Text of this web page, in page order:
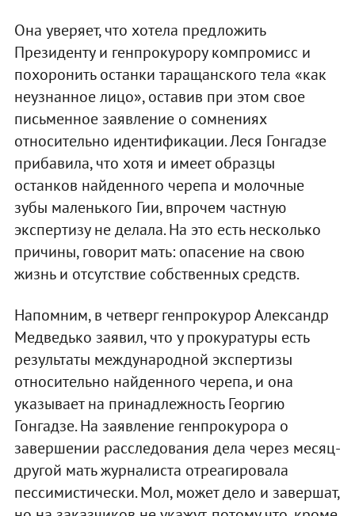
Она уверяет, что хотела предложить
Президенту и генпрокурору компромисс и
похоронить останки таращанского тела «как
неузнанное лицо», оставив при этом свое
письменное заявление о сомнениях
относительно идентификации. Леся Гонгадзе
прибавила, что хотя и имеет образцы
останков найденного черепа и молочные
зубы маленького Гии, впрочем частную
экспертизу не делала. На это есть несколько
причины, говорит мать: опасение на свою
жизнь и отсутствие собственных средств.
Напомним, в четверг генпрокурор Александр
Медведько заявил, что у прокуратуры есть
результаты международной экспертизы
относительно найденного черепа, и она
указывает на принадлежность Георгию
Гонгадзе. На заявление генпрокурора о
завершении расследования дела через месяц-
другой мать журналиста отреагировала
пессимистически. Мол, может дело и завершат,